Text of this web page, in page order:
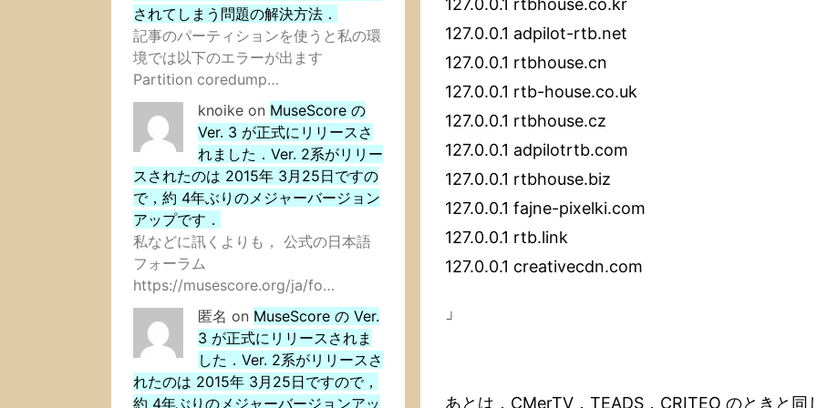
127.0.0.1 rtbhouse.co.kr
127.0.0.1 adpilot-rtb.net
127.0.0.1 rtbhouse.cn
127.0.0.1 rtb-house.co.uk
127.0.0.1 rtbhouse.cz
127.0.0.1 adpilotrtb.com
127.0.0.1 rtbhouse.biz
127.0.0.1 fajne-pixelki.com
127.0.0.1 rtb.link
127.0.0.1 creativecdn.com
」
あとは，CMerTV，TEADS，CRITEO のときと同
されてしまう問題の解決方法．
記事のパーティションを使うと私の環
境では以下のエラーが出ます
Partition coredump…
knoike on MuseScore の
Ver. 3 が正式にリリースさ
れました．Ver. 2系がリリー
スされたのは 2015年 3月25日ですの
で，約 4年ぶりのメジャーバージョン
アップです．
私などに訊くよりも， 公式の日本語
フォーラム
https://musescore.org/ja/fo…
匿名 on MuseScore の Ver.
3 が正式にリリースされま
した．Ver. 2系がリリースさ
れたのは 2015年 3月25日ですので，
約 4年ぶりのメジャーバージョンアッ